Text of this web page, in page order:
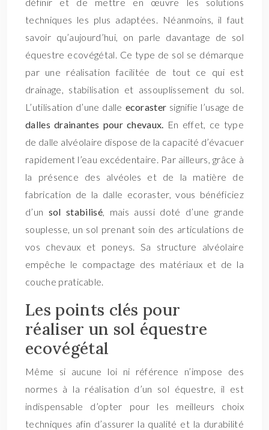
techniques les plus adaptées. Néanmoins, il faut
savoir qu’aujourd’hui, on parle davantage de sol
équestre ecovégétal. Ce type de sol se démarque
par une réalisation facilitée de tout ce qui est
drainage, stabilisation et assouplissement du sol.
L’utilisation d’une dalle ecoraster signifie l’usage de
dalles drainantes pour chevaux. En effet, ce type
de dalle alvéolaire dispose de la capacité d’évacuer
rapidement l’eau excédentaire. Par ailleurs, grâce à
la présence des alvéoles et de la matière de
fabrication de la dalle ecoraster, vous bénéficiez
d’un sol stabilisé, mais aussi doté d’une grande
souplesse, un sol prenant soin des articulations de
vos chevaux et poneys. Sa structure alvéolaire
empêche le compactage des matériaux et de la
couche praticable.
Les points clés pour
réaliser un sol équestre
ecovégétal
Même si aucune loi ni référence n’impose des
normes à la réalisation d’un sol équestre, il est
indispensable d’opter pour les meilleurs choix
techniques afin d’assurer la qualité et la durabilité